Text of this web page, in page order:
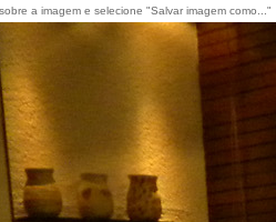
a imagem e selecione "Salvar imagem como..."